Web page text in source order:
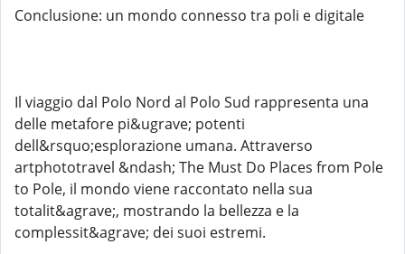
Conclusione: un mondo connesso tra poli e digitale
Il viaggio dal Polo Nord al Polo Sud rappresenta una
delle metafore pi&ugrave; potenti
dell&rsquo;esplorazione umana. Attraverso
artphototravel &ndash; The Must Do Places from Pole
to Pole, il mondo viene raccontato nella sua
totalit&agrave;, mostrando la bellezza e la
complessit&agrave; dei suoi estremi.